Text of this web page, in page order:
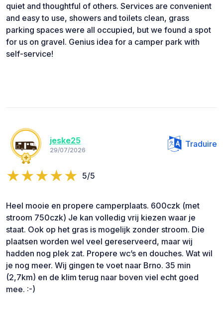
quiet and thoughtful of others. Services are convenient
and easy to use, showers and toilets clean, grass
parking spaces were all occupied, but we found a spot
for us on gravel. Genius idea for a camper park with
self-service!
jeske25
29/07/2026
Traduire
5/5
Heel mooie en propere camperplaats. 600czk (met
stroom 750czk) Je kan volledig vrij kiezen waar je
staat. Ook op het gras is mogelijk zonder stroom. Die
plaatsen worden wel veel gereserveerd, maar wij
hadden nog plek zat. Propere wc’s en douches. Wat wil
je nog meer. Wij gingen te voet naar Brno. 35 min
(2,7km) en de klim terug naar boven viel echt goed
mee. :-)